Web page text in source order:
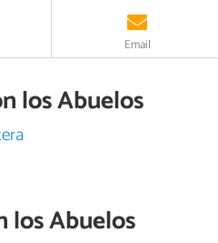
Email
los Abuelos
los Abuelos